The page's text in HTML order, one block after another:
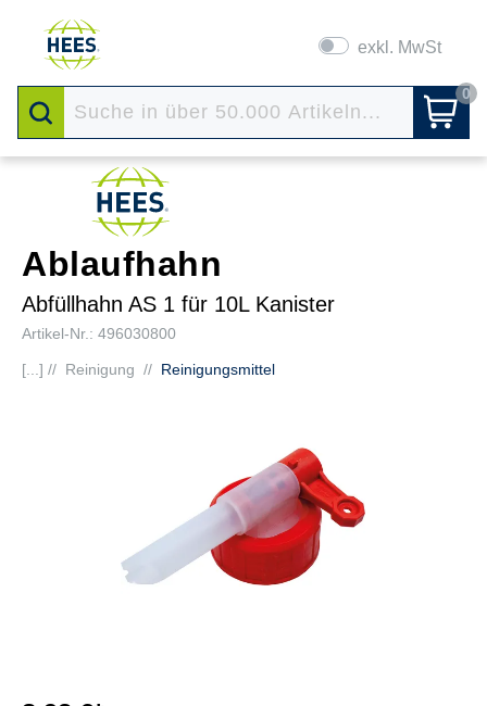
exkl. MwSt
0
Ablaufhahn
Abfüllhahn AS 1 für 10L Kanister
Artikel-Nr.: 496030800
[...] // Reinigung // Reinigungsmittel